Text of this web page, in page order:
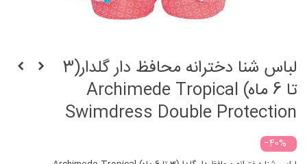
لباس شنا دخترانه محافظ دار گلدار(3
تا 6 ماه) Archimede Tropical
Swimdress Double Protection
‎−40%